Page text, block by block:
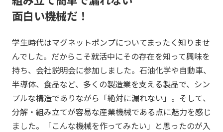
面白い機械だ！
学生時代はマグネットポンプについてまったく知りませ
んでした。だからこそ就活中にその存在を知って興味を
持ち、会社説明会に参加しました。石油化学や自動車、
半導体、食品など、多くの製造業を支える製品で、シン
プルな構造でありながら「絶対に漏れない」。そして、
分解・組み立てが容易な産業機械である点に魅力を感じ
ました。「こんな機械を作ってみたい」と思ったのが入